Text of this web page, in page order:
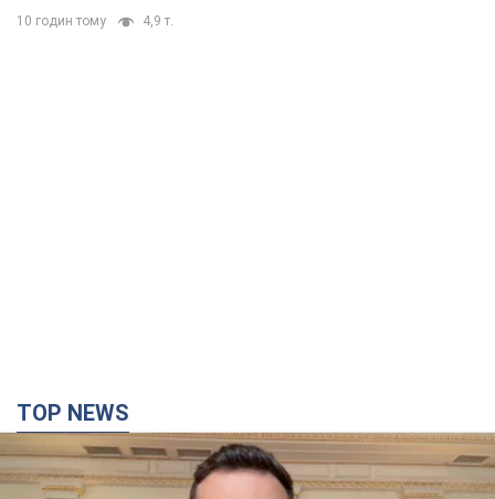
10 годин тому 4,9 т.
TOP NEWS